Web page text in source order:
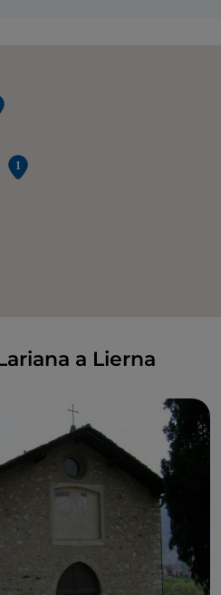
a Lierna